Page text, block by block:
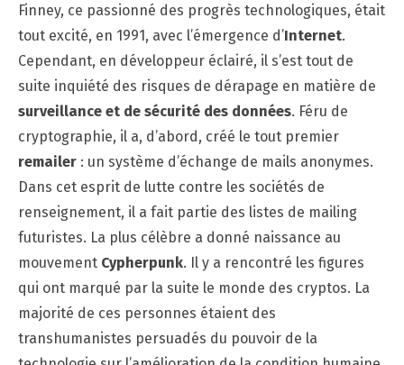
Finney, ce passionné des progrès technologiques, était
tout excité, en 1991, avec l’émergence d’Internet.
Cependant, en développeur éclairé, il s’est tout de
suite inquiété des risques de dérapage en matière de
surveillance et de sécurité des données. Féru de
cryptographie, il a, d’abord, créé le tout premier
remailer : un système d’échange de mails anonymes.
Dans cet esprit de lutte contre les sociétés de
renseignement, il a fait partie des listes de mailing
futuristes. La plus célèbre a donné naissance au
mouvement Cypherpunk. Il y a rencontré les figures
qui ont marqué par la suite le monde des cryptos. La
majorité de ces personnes étaient des
transhumanistes persuadés du pouvoir de la